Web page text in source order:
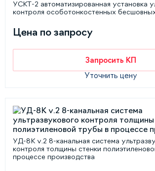
УСКТ-2 автоматизированная установка
контроля особотонкостенных
Цена по запросу
Запросить КП
Уточнить цену
УД-8К v.2 8-канальная система
контроля толщины стенки
процессе производства